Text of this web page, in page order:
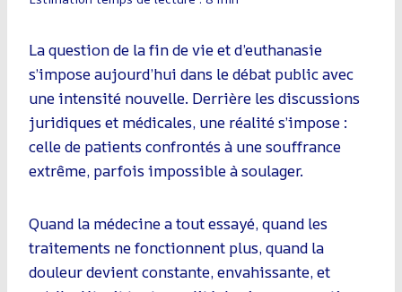
La question de la fin de vie et d’euthanasie
s’impose aujourd’hui dans le débat public avec
une intensité nouvelle. Derrière les discussions
juridiques et médicales, une réalité s’impose :
celle de patients confrontés à une souffrance
extrême, parfois impossible à soulager.
Quand la médecine a tout essayé, quand les
traitements ne fonctionnent plus, quand la
douleur devient constante, envahissante, et